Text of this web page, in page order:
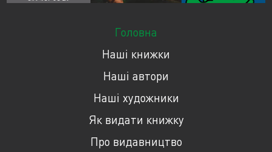
Головна
Наші книжки
Наші автори
Наші художники
Як видати книжку
Про видавництво